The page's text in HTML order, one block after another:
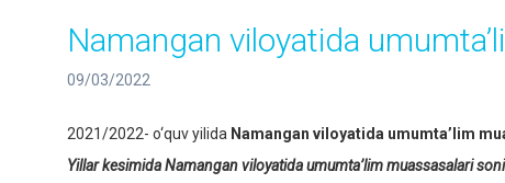
Namangan viloyatida
09/03/2022
2021/2022- o‘quv yilida Namangan viloyatida umumta’lim
Yillar kesimida Namanganviloyatida umumta’lim muassasalarisoni